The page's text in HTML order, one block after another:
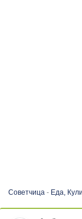
Советчица- Еда,